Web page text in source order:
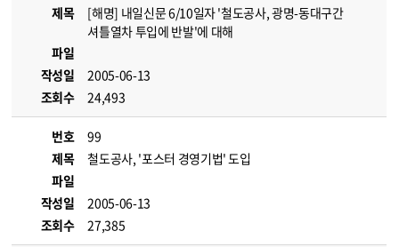
제목
[해명] 내일신문 6/10일자 '철도공사, 광명-동대구간
셔틀열차 투입에 반발'에 대해
파일
작성일
2005-06-13
조회수
24,493
번호
99
제목
철도공사, '포스터 경영기법' 도입
파일
작성일
2005-06-13
조회수
27,385